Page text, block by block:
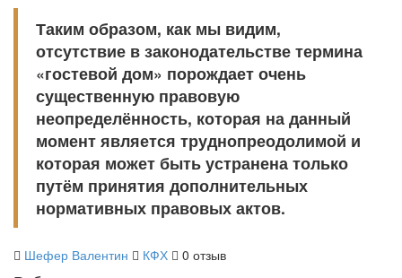
Таким образом, как мы видим,
отсутствие в законодательстве термина
«гостевой дом» порождает очень
существенную правовую
неопределённость, которая на данный
момент является труднопреодолимой и
которая может быть устранена только
путём принятия дополнительных
нормативных правовых актов.
Шефер Валентин КФХ 0 отзыв